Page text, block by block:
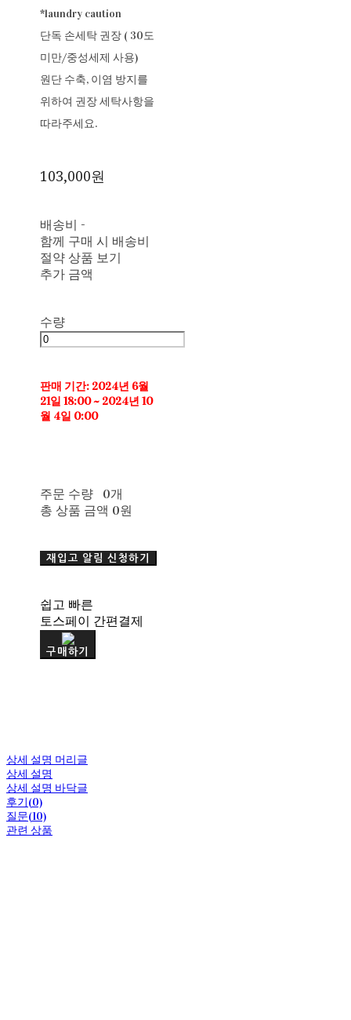
*laundry caution
단독 손세탁 권장 ( 30도
미만/중성세제 사용)
원단 수축, 이염 방지를
위하여 권장 세탁사항을
따라주세요.
103,000원
배송비 -
함께 구매 시 배송비
절약 상품 보기
추가 금액
수량
판매 기간: 2024년 6월
21일 18:00 ~ 2024년 10
월 4일 0:00
주문 수량
0개
총 상품 금액 0원
재입고 알림 신청하기
쉽고 빠른
토스페이 간편결제
구매하기
상세 설명 머리글
상세 설명
상세 설명 바닥글
후기(0)
질문(10)
관련 상품